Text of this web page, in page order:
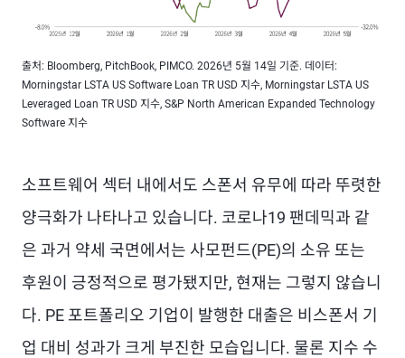
출처: Bloomberg, PitchBook, PIMCO. 2026년 5월 14일 기준. 데이터:
Morningstar LSTA US Software Loan TR USD 지수, Morningstar LSTA US
Leveraged Loan TR USD 지수, S&P North American Expanded Technology
Software 지수
소프트웨어 섹터 내에서도 스폰서 유무에 따라 뚜렷한
양극화가 나타나고 있습니다. 코로나19 팬데믹과 같
은 과거 약세 국면에서는 사모펀드(PE)의 소유 또는
후원이 긍정적으로 평가됐지만, 현재는 그렇지 않습니
다. PE 포트폴리오 기업이 발행한 대출은 비스폰서 기
업 대비 성과가 크게 부진한 모습입니다. 물론 지수 수